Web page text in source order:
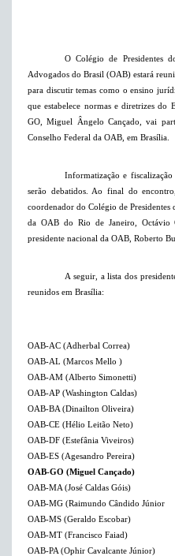
O Colégio de Presidentes
Advogados do Brasil (OAB) estará
para discutir temas como o ensino
que estabelece normas e diretrizes do
GO, Miguel Ângelo Cançado, vai
Conselho Federal da OAB, em Brasília.
Informatização e
serão debatidos. Ao final do
coordenador do Colégio de Presidentes
da OAB do Rio de Janeiro, Octávio
presidente nacional da OAB, Roberto
A seguir, a lista dos
reunidos em Brasília:
OAB-AC (Adherbal Correa)
OAB-AL (Marcos Mello )
OAB-AM (Alberto Simonetti)
OAB-AP (Washington Caldas)
OAB-BA (Dinailton Oliveira)
OAB-CE (Hélio Leitão Neto)
OAB-DF (Estefânia Viveiros)
OAB-ES (Agesandro Pereira)
OAB-GO (Miguel Cançado)
OAB-MA (José Caldas Góis)
OAB-MG (Raimundo Cândido Júnior
OAB-MS (Geraldo Escobar)
OAB-MT (Francisco Faiad)
OAB-PA (Ophir Cavalcante Júnior)